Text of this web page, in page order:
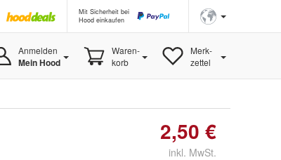
Mit Sicherheit bei
Hood einkaufen
Anmelden
Mein Hood
Waren-
korb
Merk-
zettel
2,50 €
inkl. MwSt.